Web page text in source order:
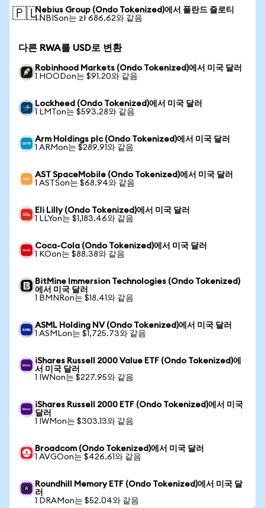
🇵🇱Nebius Group (Ondo Tokenized)에서 폴란드 즐로티
1 NBISon는 zł 686.62와 같음
다른 RWA를 USD로 변환
Robinhood Markets (Ondo Tokenized)에서 미국 달러
1 HOODon는 $91.20와 같음
Lockheed (Ondo Tokenized)에서 미국 달러
1 LMTon는 $593.28와 같음
Arm Holdings plc (Ondo Tokenized)에서 미국 달러
1 ARMon는 $289.91와 같음
AST SpaceMobile (Ondo Tokenized)에서 미국 달러
1 ASTSon는 $68.94와 같음
Eli Lilly (Ondo Tokenized)에서 미국 달러
1 LLYon는 $1,183.46와 같음
Coca-Cola (Ondo Tokenized)에서 미국 달러
1 KOon는 $88.38와 같음
BitMine Immersion Technologies (Ondo Tokenized)
에서 미국 달러
1 BMNRon는 $18.41와 같음
ASML Holding NV (Ondo Tokenized)에서 미국 달러
1 ASMLon는 $1,725.73와 같음
iShares Russell 2000 Value ETF (Ondo Tokenized)에
서 미국 달러
1 IWNon는 $227.95와 같음
iShares Russell 2000 ETF (Ondo Tokenized)에서 미국
달러
1 IWMon는 $303.13와 같음
Broadcom (Ondo Tokenized)에서 미국 달러
1 AVGOon는 $426.61와 같음
Roundhill Memory ETF (Ondo Tokenized)에서 미국 달
러
1 DRAMon는 $52.04와 같음